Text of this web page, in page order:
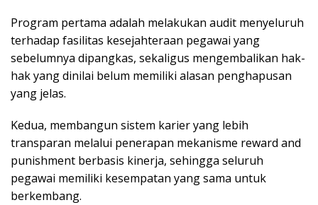
Program pertama adalah melakukan audit menyeluruh
terhadap fasilitas kesejahteraan pegawai yang
sebelumnya dipangkas, sekaligus mengembalikan hak-
hak yang dinilai belum memiliki alasan penghapusan
yang jelas.
Kedua, membangun sistem karier yang lebih
transparan melalui penerapan mekanisme reward and
punishment berbasis kinerja, sehingga seluruh
pegawai memiliki kesempatan yang sama untuk
berkembang.